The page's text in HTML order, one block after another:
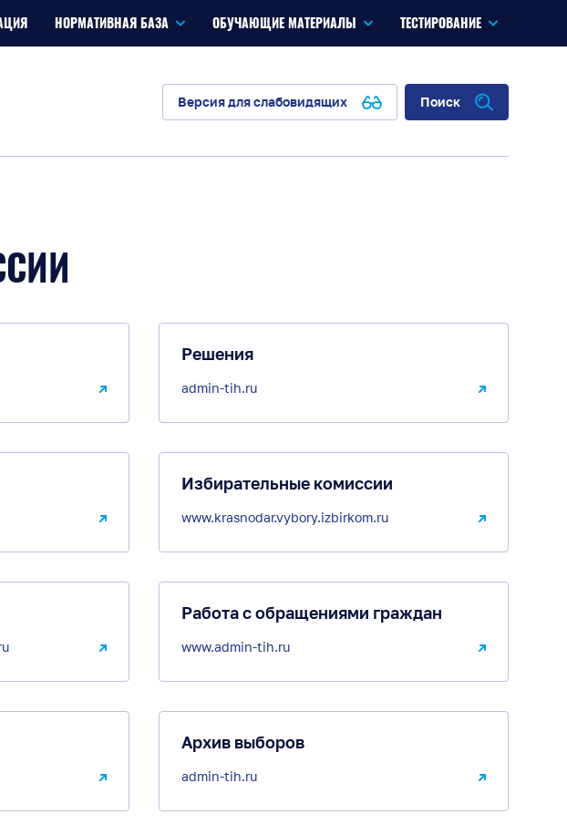
НОРМАТИВНАЯ БАЗА ОБУЧАЮЩИЕ МАТЕРИАЛЫ ТЕСТИРОВАНИЕ
Версия для слабовидящих Поиск
Решения
admin-tih.ru
Избирательные комиссии
www.krasnodar.vybory.izbirkom.ru
Работа с обращениями граждан
www.admin-tih.ru
Архив выборов
admin-tih.ru